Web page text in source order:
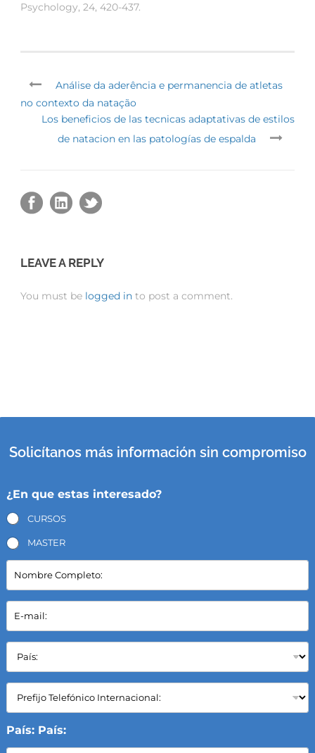
Psychology, 24, 420-437.
Análise da aderência e permanencia de atletas
no contexto da natação
Los beneficios de las tecnicas adaptativas de estilos
de natacion en las patologías de espalda
LEAVE A REPLY
You must be logged in to post a comment.
Solicítanos más información sin compromiso
¿En que estas interesado?
CURSOS
MASTER
N
m
b
e
C
m
p
e
t
E
m
a
l
*
P
í
s
*
C
m
p
País: País: